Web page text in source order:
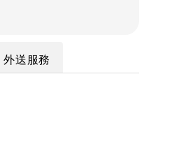
外送服務